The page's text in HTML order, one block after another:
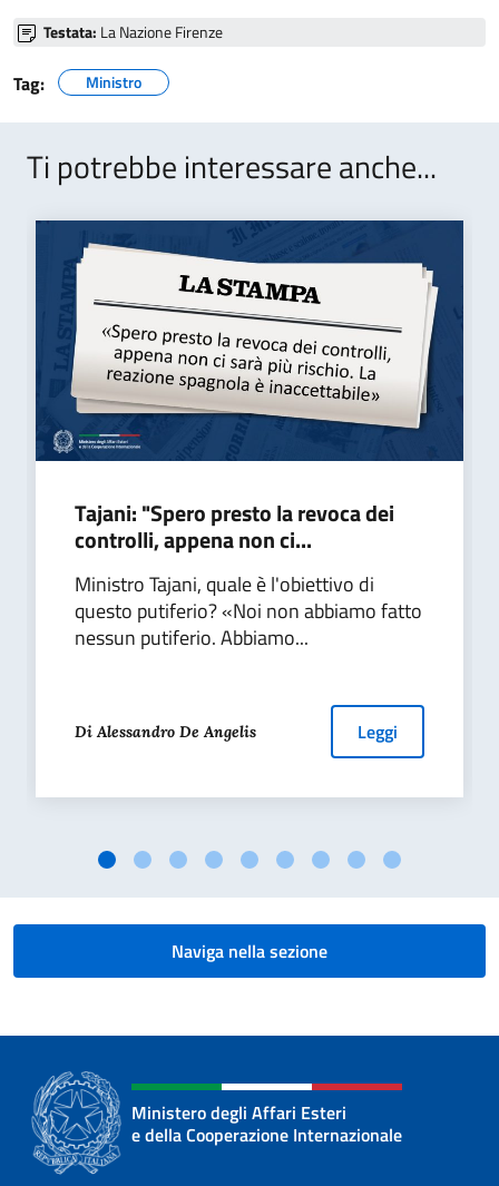
Testata: La Nazione Firenze
Tag: Ministro
Ti potrebbe interessare anche...
Tajani: "Spero presto la revoca dei
controlli, appena non ci...
Ministro Tajani, quale è l'obiettivo di
questo putiferio? «Noi non abbiamo fatto
nessun putiferio. Abbiamo...
Di Alessandro De Angelis Leggi
Naviga nella sezione
Ministero degli Affari Esteri
e della Cooperazione Internazionale